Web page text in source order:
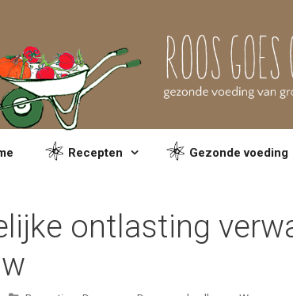
Recepten Gezonde voeding
ontlasting